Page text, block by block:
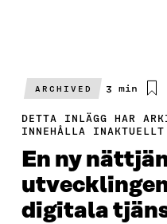
ARCHIVED
Beräknad
3 min
DETTA INLÄGG HAR
INNEHÅLLA INAKTUELLT
En ny
digitala